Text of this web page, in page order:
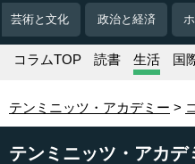
芸術と文化 政治と経済
コラムTOP 読書 生活 国
テンミニッツ・アカデミー
テンミニッツ・アカ